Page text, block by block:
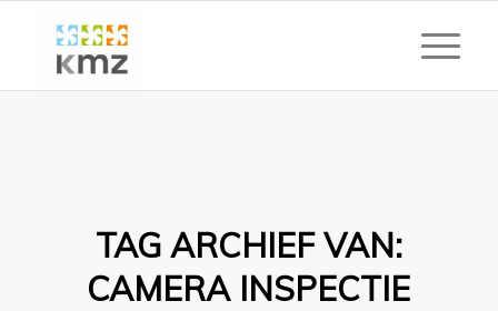
TAG ARCHIEF VAN:
CAMERA INSPECTIE